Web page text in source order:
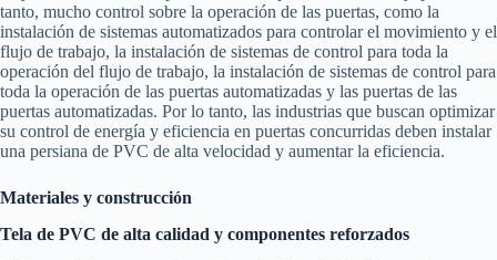
tanto, mucho control sobre la operación de las puertas, como la
instalación de sistemas automatizados para controlar el movimiento y el
flujo de trabajo, la instalación de sistemas de control para toda la
operación del flujo de trabajo, la instalación de sistemas de control para
toda la operación de las puertas automatizadas y las puertas de las
puertas automatizadas. Por lo tanto, las industrias que buscan optimizar
su control de energía y eficiencia en puertas concurridas deben instalar
una persiana de PVC de alta velocidad y aumentar la eficiencia.
Materiales y construcción
Tela de PVC de alta calidad y componentes reforzados